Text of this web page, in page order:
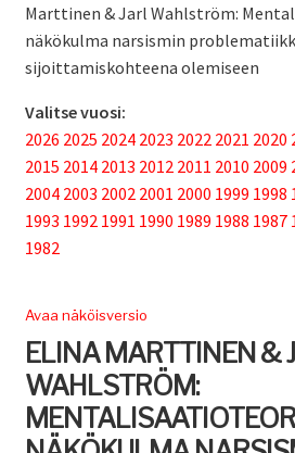
Yhteystiedot
Tuki
Tilaa lehti
Kirjaudu sisään
Marttinen & Jarl Wahlström:
näkökulma narsismin
sijoittamiskohteena olemiseen
Valitse vuosi:
2026 2025 2024 2023 2022 2021 2020
2015 2014 2013 2012 2011 2010 2009
2004 2003 2002 2001 2000 1999 1998
1993 1992 1991 1990 1989 1988 1987
1982
Avaa näköisversio
ELINA MARTTINEN &
WAHLSTRÖM: